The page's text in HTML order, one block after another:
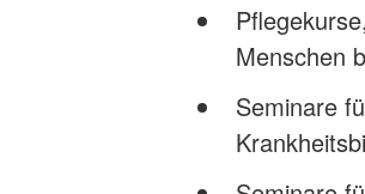
Menschen
Seminare